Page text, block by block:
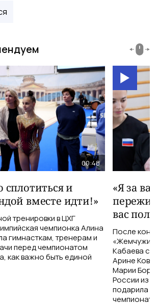
00:48
и
вместе идти!»
тренировки в ЦХГ
чемпионка Алина
гимнасткам, тренерам и
перед чемпионатом
как важно быть единой
«Я за
вас
После
Кабаева
Арине
Марии
России из
подарила
чемпионат